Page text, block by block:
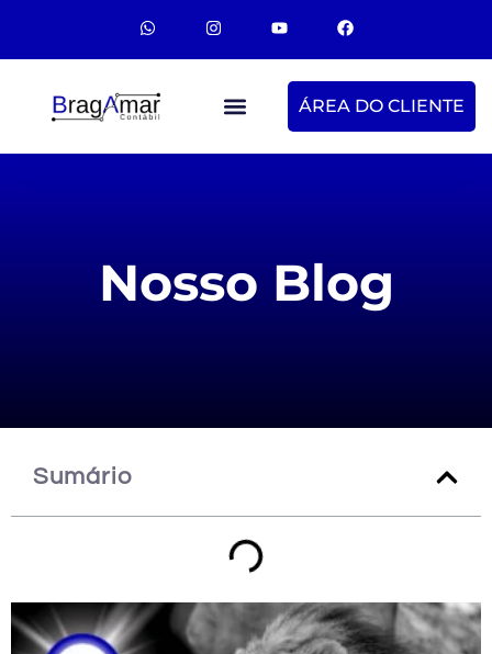
ÁREA DO CLIENTE
Nosso Blog
Sumário